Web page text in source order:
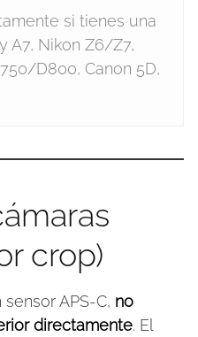
si tienes una
A7, Nikon Z6/Z7,
D800, Canon 5D,
crop)
APS-C, no
directamente. El